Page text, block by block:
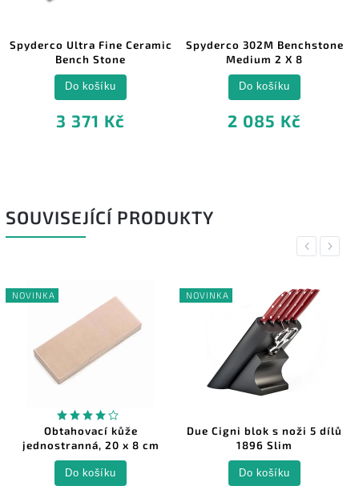
Spyderco Ultra Fine Ceramic
Bench Stone
3 371 Kč
Do košíku
Spyderco 302M Benchstone
Medium 2 X 8
2 085 Kč
Do košíku
SOUVISEJÍCÍ PRODUKTY
Previous
NOVINKA
Obtahovací kůže
jednostranná, 20 x 8 cm
Do košíku
NOVINKA
Due Cigni blok s noži 5 dílů
1896 Slim
Do košíku
Next